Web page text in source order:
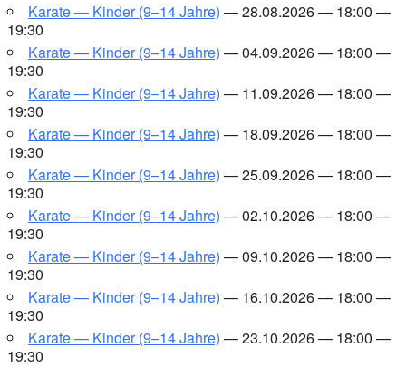
Kara­te — Kin­der (9–14 Jah­re) — 28.08.2026 — 18:00 —
19:30
Kara­te — Kin­der (9–14 Jah­re) — 04.09.2026 — 18:00 —
19:30
Kara­te — Kin­der (9–14 Jah­re) — 11.09.2026 — 18:00 —
19:30
Kara­te — Kin­der (9–14 Jah­re) — 18.09.2026 — 18:00 —
19:30
Kara­te — Kin­der (9–14 Jah­re) — 25.09.2026 — 18:00 —
19:30
Kara­te — Kin­der (9–14 Jah­re) — 02.10.2026 — 18:00 —
19:30
Kara­te — Kin­der (9–14 Jah­re) — 09.10.2026 — 18:00 —
19:30
Kara­te — Kin­der (9–14 Jah­re) — 16.10.2026 — 18:00 —
19:30
Kara­te — Kin­der (9–14 Jah­re) — 23.10.2026 — 18:00 —
19:30